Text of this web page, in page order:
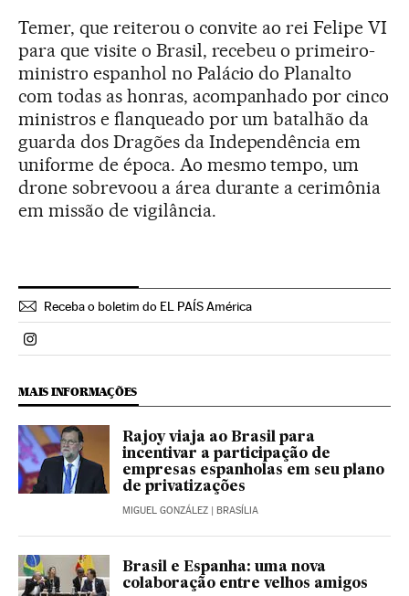
Temer, que reiterou o convite ao rei Felipe VI
para que visite o Brasil, recebeu o primeiro-
ministro espanhol no Palácio do Planalto
com todas as honras, acompanhado por cinco
ministros e flanqueado por um batalhão da
guarda dos Dragões da Independência em
uniforme de época. Ao mesmo tempo, um
drone sobrevoou a área durante a cerimônia
em missão de vigilância.
Receba o boletim do EL PAÍS América
Politica El País Brasil en Instagram
MAIS INFORMAÇÕES
Rajoy viaja ao Brasil para
incentivar a participação de
empresas espanholas em seu plano
de privatizações
MIGUEL GONZÁLEZ | BRASÍLIA
Brasil e Espanha: uma nova
colaboração entre velhos amigos